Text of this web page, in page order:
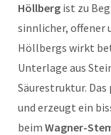
Höllberg ist zu
sinnlicher, offener
Höllbergs wirkt
Unterlage aus
Säurestruktur.
und erzeugt ein
beim Wagner-